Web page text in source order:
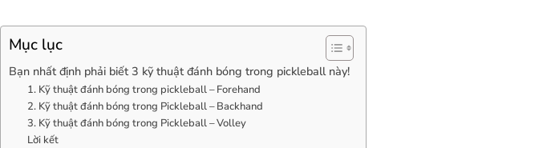
Mục lục
Bạn nhất định phải biết 3 kỹ thuật đánh bóng trong pickleball này!
1. Kỹ thuật đánh bóng trong pickleball – Forehand
2. Kỹ thuật đánh bóng trong Pickleball – Backhand
3. Kỹ thuật đánh bóng trong Pickleball – Volley
Lời kết